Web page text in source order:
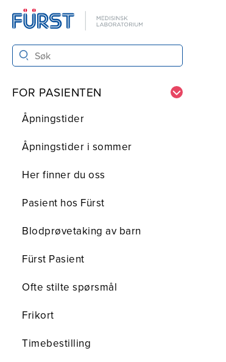
FOR PASIENTEN
Åpningstider
Åpningstider i sommer
Her finner du oss
Pasient hos Fürst
Blodprøvetaking av barn
Fürst Pasient
Ofte stilte spørsmål
Frikort
Timebestilling